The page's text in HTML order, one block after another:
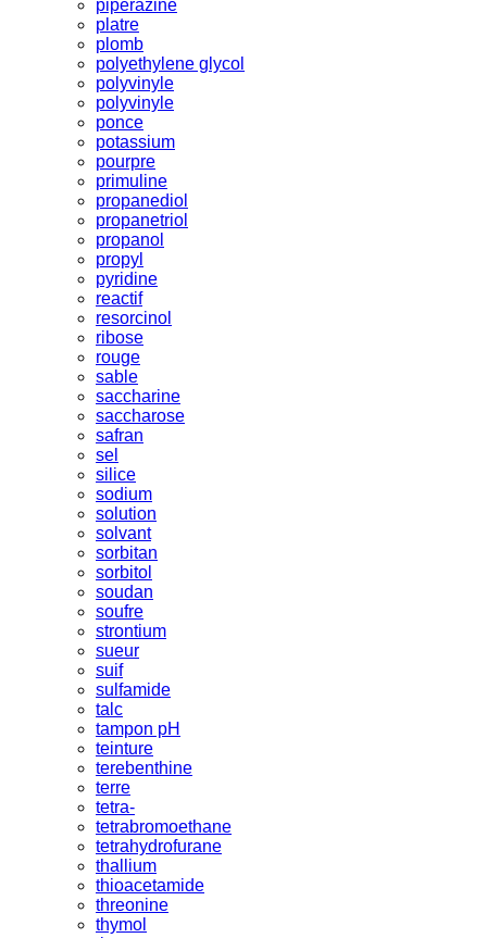
piperazine
platre
plomb
polyethylene glycol
polyvinyle
polyvinyle
ponce
potassium
pourpre
primuline
propanediol
propanetriol
propanol
propyl
pyridine
reactif
resorcinol
ribose
rouge
sable
saccharine
saccharose
safran
sel
silice
sodium
solution
solvant
sorbitan
sorbitol
soudan
soufre
strontium
sueur
suif
sulfamide
talc
tampon pH
teinture
terebenthine
terre
tetra-
tetrabromoethane
tetrahydrofurane
thallium
thioacetamide
threonine
thymol